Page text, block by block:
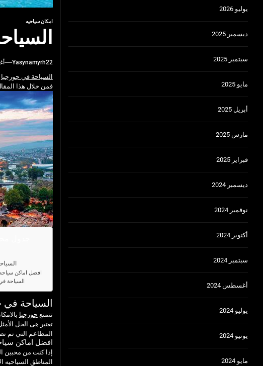
امكان سياحيه
Yasynamyrh22
السياحة في جورجيا
فمن خلال هذا
افضل اماكن
السياحة
السياحة في
تتمتع جورجيا
المطاعم التي تم
افضل اماكن
إذا كنت من محبين
المناطق السياحيه
يوليو 2026
ديسمبر 2025
سبتمبر 2025
مايو 2025
أبريل 2025
مارس 2025
فبراير 2025
ديسمبر 2024
نوفمبر 2024
أكتوبر 2024
سبتمبر 2024
أغسطس 2024
يوليو 2024
يونيو 2024
مايو 2024